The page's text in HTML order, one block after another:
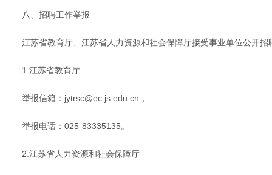
八、招聘工作举报
江苏省教育厅、江苏省人力资源和社会保障厅接受事业单位公开招
1.江苏省教育厅
举报信箱：jytrsc@ec.js.edu.cn，
举报电话：025-83335135。
2.江苏省人力资源和社会保障厅